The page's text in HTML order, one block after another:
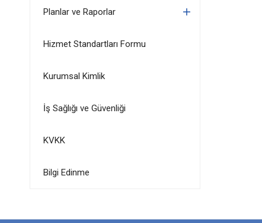
Planlar ve Raporlar
Hizmet Standartları Formu
Kurumsal Kimlik
İş Sağlığı ve Güvenliği
KVKK
Bilgi Edinme